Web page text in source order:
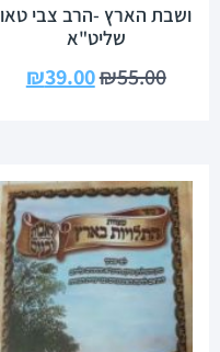
ושבת הארץ -הרב צבי טאו
שליט"א
₪55.00
₪39.00